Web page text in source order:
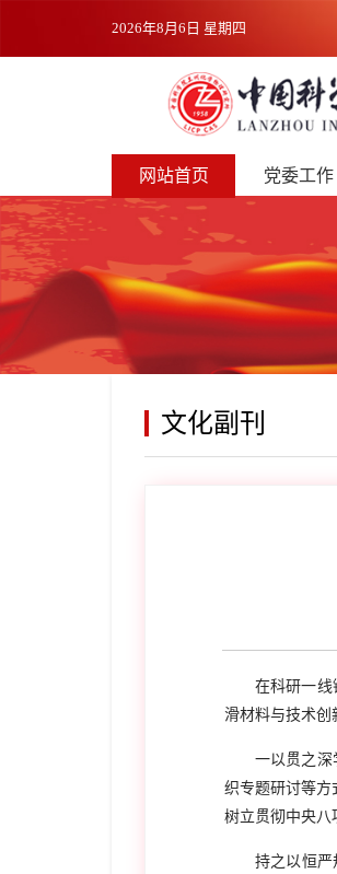
2026年8月6日 星期四
网站首页 党委工作
文化副刊
在科研一线
滑材料与技术创
一以贯之深
织专题研讨等方
树立贯彻中央八
持之以恒严